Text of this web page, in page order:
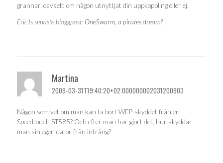
grannar, oavsett om någon utnyttjat din uppkoppling eller ej.
EricJs senaste bloggpost: OneSwarm, a pirates dream?
Martina
2009-03-31T19:40:20+02:000000002031200903
Någon som vet om man kan ta bort WEP-skyddet från en
Speedtouch ST585? Och efter man har gjort det, hur skyddar
man sin egen dator från intrång?